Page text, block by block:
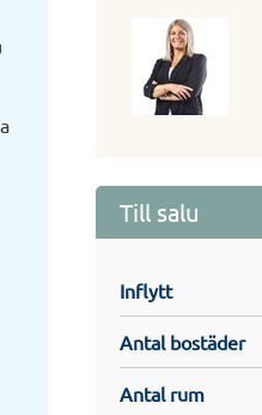
Till salu
Inflytt
Antal bostäder
Antal rum